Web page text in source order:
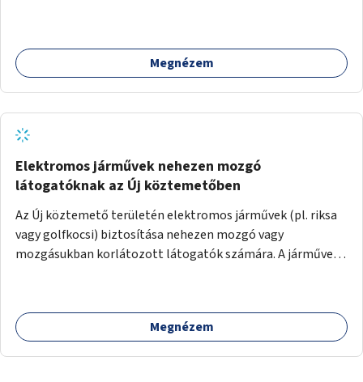
Megnézem
Elektromos járművek nehezen mozgó
látogatóknak az Új köztemetőben
Az Új köztemető területén elektromos járművek (pl. riksa
vagy golfkocsi) biztosítása nehezen mozgó vagy
mozgásukban korlátozott látogatók számára. A járművek
Megnézem